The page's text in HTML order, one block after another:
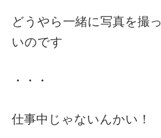
どうやら一緒に写真を撮
いのです
・・・
仕事中じゃないんかい！